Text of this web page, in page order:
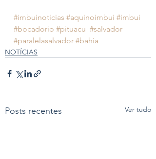
#imbuinoticias #aquinoimbui #imbui
#bocadorio #pituacu #salvador
#paralelasalvador #bahia
NOTÍCIAS
Posts recentes Ver tudo